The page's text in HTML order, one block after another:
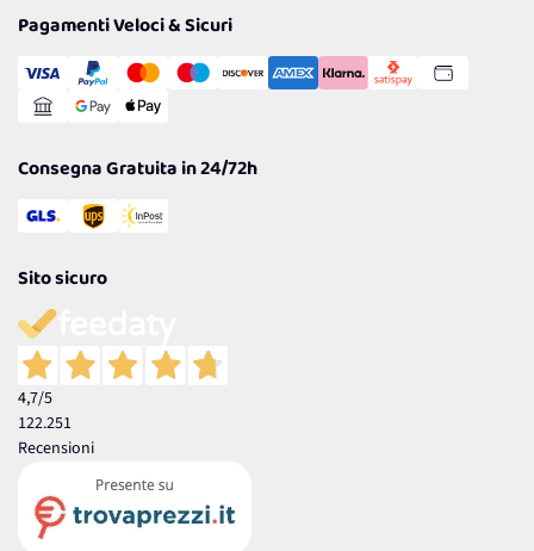
Cookie Policy
Gestisci Cookie
Reso Facile e Veloce
Pagamenti Veloci & Sicuri
Consegna Gratuita in 24/72h
Sito sicuro
4,7/5
122.251
Recensioni